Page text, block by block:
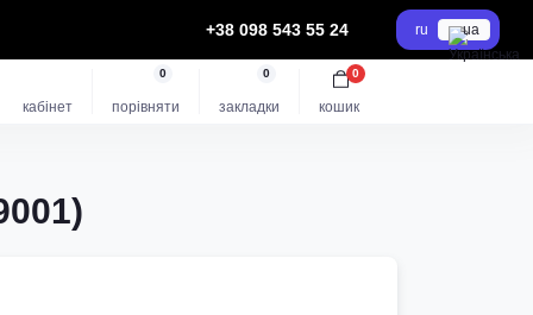
+38 098 543 55 24 ru ua
кабінет порівняти
0
закладки
0
кошик
0